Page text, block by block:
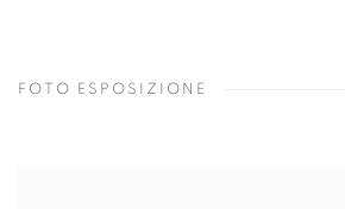
FOTO ESPOSIZIONE